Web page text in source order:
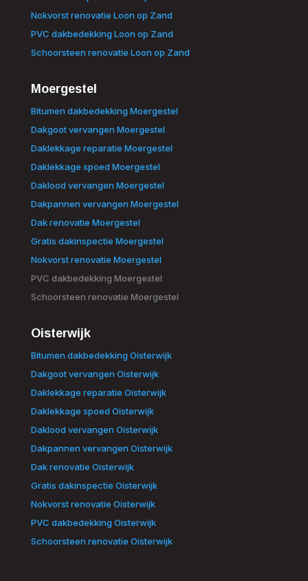
Nokvorst renovatie Loon op Zand
PVC dakbedekking Loon op Zand
Schoorsteen renovatie Loon op Zand
Moergestel
Bitumen dakbedekking Moergestel
Dakgoot vervangen Moergestel
Daklekkage reparatie Moergestel
Daklekkage spoed Moergestel
Daklood vervangen Moergestel
Dakpannen vervangen Moergestel
Dak renovatie Moergestel
Gratis dakinspectie Moergestel
Nokvorst renovatie Moergestel
PVC dakbedekking Moergestel
Schoorsteen renovatie Moergestel
Oisterwijk
Bitumen dakbedekking Oisterwijk
Dakgoot vervangen Oisterwijk
Daklekkage reparatie Oisterwijk
Daklekkage spoed Oisterwijk
Daklood vervangen Oisterwijk
Dakpannen vervangen Oisterwijk
Dak renovatie Oisterwijk
Gratis dakinspectie Oisterwijk
Nokvorst renovatie Oisterwijk
PVC dakbedekking Oisterwijk
Schoorsteen renovatie Oisterwijk